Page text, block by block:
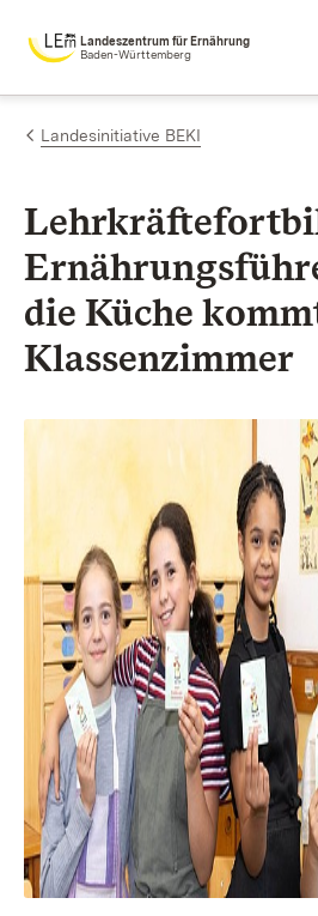
Zum Inhalt springen
Landeszentrum für Ernährung
Baden-Württemberg
Landesinitiative BEKI
die Küche
Klassen­zimmer